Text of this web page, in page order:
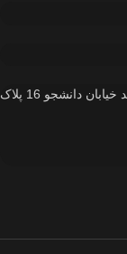
آدرس دفتر : خراسان رضوی مشهد خیابان دانشجو 16 پلاک